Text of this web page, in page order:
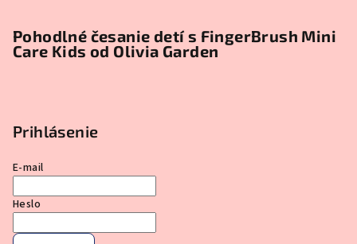
Pohodlné česanie detí s FingerBrush Mini
Care Kids od Olivia Garden
Prihlásenie
E-mail
Heslo